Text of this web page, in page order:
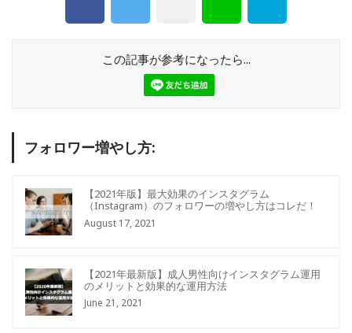
この記事が参考になったら...
フォロワー増やし方:
【2021年版】最大効果のインスタグラム
（Instagram）のフォロワーの増やし方はコレだ！
August 17, 2021
【2021年最新版】成人男性向けインスタグラム運用
のメリットと効果的な運用方法
June 21, 2021